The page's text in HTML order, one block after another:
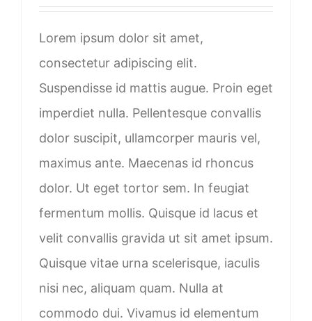
Lorem ipsum dolor sit amet,
consectetur adipiscing elit.
Suspendisse id mattis augue. Proin eget
imperdiet nulla. Pellentesque convallis
dolor suscipit, ullamcorper mauris vel,
maximus ante. Maecenas id rhoncus
dolor. Ut eget tortor sem. In feugiat
fermentum mollis. Quisque id lacus et
velit convallis gravida ut sit amet ipsum.
Quisque vitae urna scelerisque, iaculis
nisi nec, aliquam quam. Nulla at
commodo dui. Vivamus id elementum